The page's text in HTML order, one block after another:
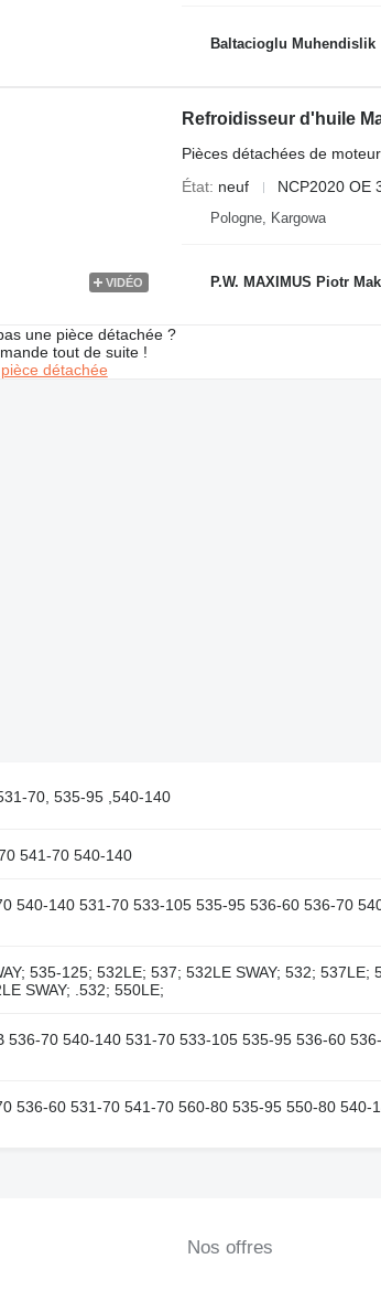
Baltacioglu Muhendislik
VIDÉO
Pièces détachées de
État neuf NCP2020 OE
Pologne, Kargowa
P.W. MAXIMUS Piotr
une pièce détachée ?
tout de suite !
détachée
70, 535-95 ,540-140
541-70 540-140
540-140 531-70 533-105 535-95 536-60 536-70
535-125; 532LE; 537; 532LE SWAY; 532; 537LE;
SWAY; .532; 550LE;
70 540-140 531-70 533-105 535-95 536-60
536-60 531-70 541-70 560-80 535-95 550-80 540-
Nos offres